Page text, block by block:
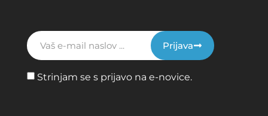
Strinjam se s prijavo na e-novice.
Prijava